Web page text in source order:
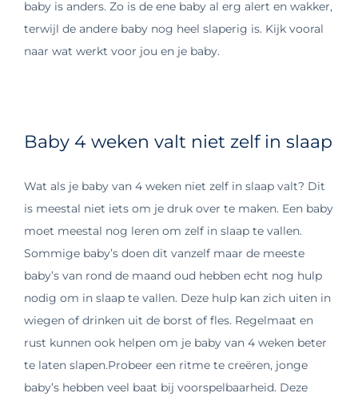
baby is anders. Zo is de ene baby al erg alert en wakker,
terwijl de andere baby nog heel slaperig is. Kijk vooral
naar wat werkt voor jou en je baby.
Baby 4 weken valt niet zelf in slaap
Wat als je baby van 4 weken niet zelf in slaap valt? Dit
is meestal niet iets om je druk over te maken. Een baby
moet meestal nog leren om zelf in slaap te vallen.
Sommige baby’s doen dit vanzelf maar de meeste
baby’s van rond de maand oud hebben echt nog hulp
nodig om in slaap te vallen. Deze hulp kan zich uiten in
wiegen of drinken uit de borst of fles. Regelmaat en
rust kunnen ook helpen om je baby van 4 weken beter
te laten slapen.Probeer een ritme te creëren, jonge
baby’s hebben veel baat bij voorspelbaarheid. Deze